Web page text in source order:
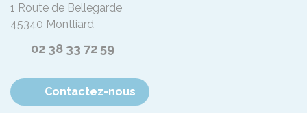
1 Route de Bellegarde
45340 Montliard
02 38 33 72 59
Contactez-nous